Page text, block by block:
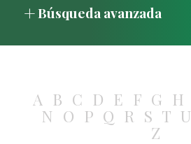
Búsqueda avanzada
A B C D E F G H
N O P Q R S T U
Z